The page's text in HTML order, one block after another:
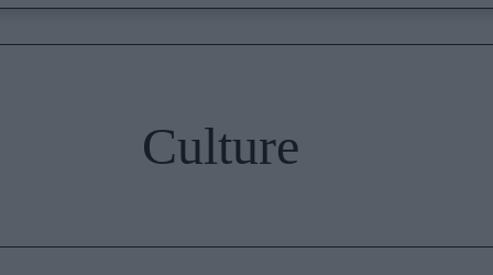
Μακιγιάζ
Beauty News
Culture